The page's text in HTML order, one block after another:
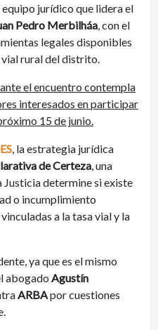
equipo jurídico que lidera el
Pedro Merbilháa , con el
legales disponibles
rural del distrito.
el encuentro contempla
interesados en participar
15 de junio.
, la estrategia jurídica
de Certeza , una
Justicia determine si existe
o incumplimiento
a la tasa vial y la
ya que es el mismo
abogado Agustín
ARBApor cuestiones